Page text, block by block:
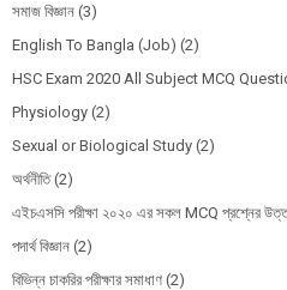
সমাজ বিজ্ঞান (3)
English To Bangla (Job) (2)
HSC Exam 2020 All Subject MCQ
Physiology (2)
Sexual or Biological Study (2)
অর্থনীতি (2)
এইচএসসি পরীক্ষা ২০২০ এর সকল MCQ প্রশ্নের
পদার্থ বিজ্ঞান (2)
বিভিন্ন চাকরির পরীক্ষার সমাধাণ (2)